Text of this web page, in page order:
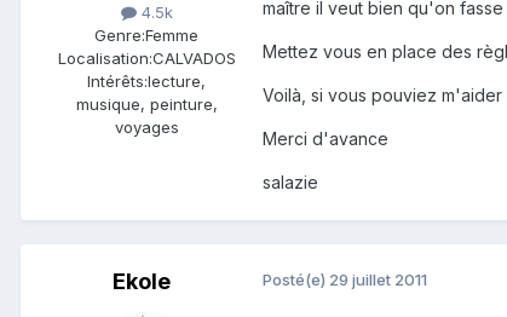
4.5k
Genre:Femme
Localisation:CALVADOS
Intérêts:lecture,
musique, peinture,
voyages
maître il veut bien qu'on
Mettez vous en place des
Voilà, si vous pouviez
Merci d'avance
salazie
Ekole Posté(e) 29 juillet 2011